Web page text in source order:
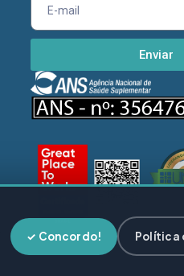
Enviar
✓ Concordo! Política